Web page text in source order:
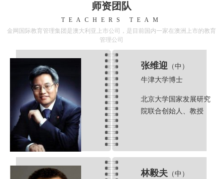
师资团队
TEACHERS TEAM
金网国际教育管理集团是澳大利亚上市公司，是目前国内一家在澳洲上市的教育
管理公司
张维迎 （中）
牛津大学博士
北京大学国家发展研究
院联合创始人、教授
林毅夫 （中）